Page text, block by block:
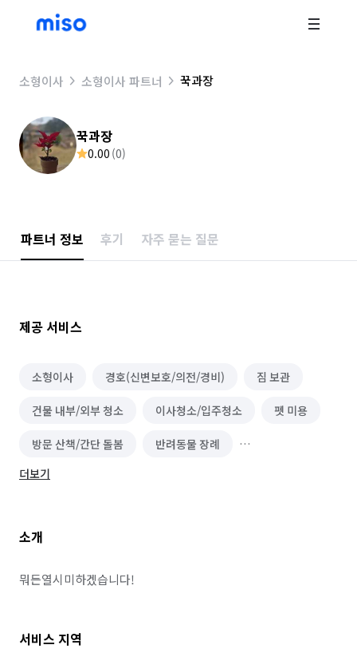
소형이사 소형이사 파트너 꾹과장
꾹과장
0.00 (0)
파트너 정보 후기 자주 묻는 질문
제공 서비스
소형이사 경호(신변보호/의전/경비) 짐 보관
건물 내부/외부 청소 이사청소/입주청소 펫 미용
방문 산책/간단 돌봄 반려동물 장례
식물 관리/렌탈
더보기
소개
뭐든열시미하겠습니다!
서비스 지역